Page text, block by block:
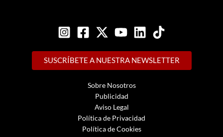
SUSCRÍBETE A NUESTRA NEWSLETTER
Sobre Nosotros
Publicidad
Aviso Legal
Política de Privacidad
Política de Cookies